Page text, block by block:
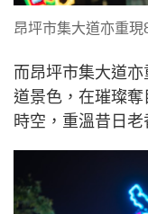
昂坪市集大道亦重現
而昂坪市集大道
道景色，在璀璨
時空，重溫昔日老